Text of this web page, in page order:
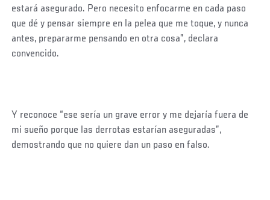
estará asegurado. Pero necesito enfocarme en cada paso
que dé y pensar siempre en la pelea que me toque, y nunca
antes, prepararme pensando en otra cosa”, declara
convencido.
Y reconoce “ese sería un grave error y me dejaría fuera de
mi sueño porque las derrotas estarían aseguradas”,
demostrando que no quiere dan un paso en falso.